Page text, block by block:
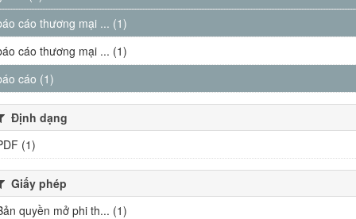
cáo thương mại ... (1)
cáo thương mại ... (1)
cáo (1)
Định dạng
(1)
Giấy phép
quyền mở phi th... (1)